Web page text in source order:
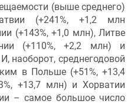
(выше среднего)
(+241%, +1,2 млн
(+143%, +1,0 млн), Литве
(+110%, +2,2 млн) и
наоборот, среднегодовой
в Польше (+51%, +13,4
+13,7 млн) и Хорватии
– самое большое число